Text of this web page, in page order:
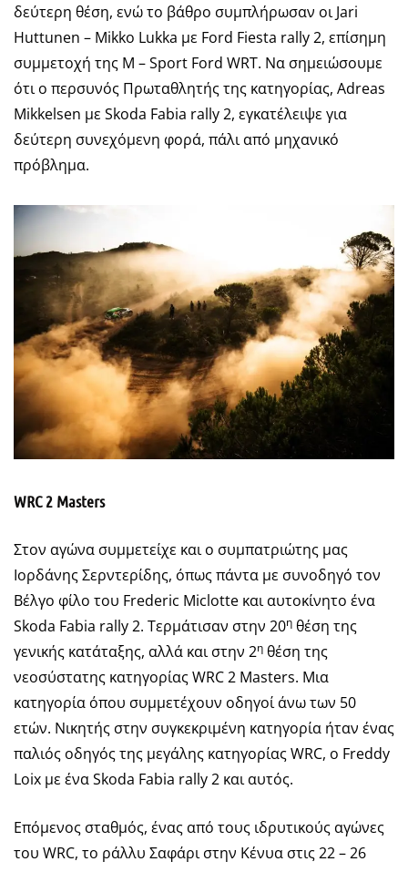
δεύτερη θέση, ενώ το βάθρο συμπλήρωσαν οι Jari
Huttunen – Mikko Lukka με Ford Fiesta rally 2, επίσημη
συμμετοχή της M – Sport Ford WRT. Να σημειώσουμε
ότι ο περσυνός Πρωταθλητής της κατηγορίας, Adreas
Mikkelsen με Skoda Fabia rally 2, εγκατέλειψε για
δεύτερη συνεχόμενη φορά, πάλι από μηχανικό
πρόβλημα.
WRC 2 Masters
Στον αγώνα συμμετείχε και ο συμπατριώτης μας
Ιορδάνης Σερντερίδης, όπως πάντα με συνοδηγό τον
Βέλγο φίλο του Frederic Miclotte και αυτοκίνητο ένα
Skoda Fabia rally 2. Τερμάτισαν στην 20η θέση της
γενικής κατάταξης, αλλά και στην 2η θέση της
νεοσύστατης κατηγορίας WRC 2 Masters. Μια
κατηγορία όπου συμμετέχουν οδηγοί άνω των 50
ετών. Νικητής στην συγκεκριμένη κατηγορία ήταν ένας
παλιός οδηγός της μεγάλης κατηγορίας WRC, ο Freddy
Loix με ένα Skoda Fabia rally 2 και αυτός.
Επόμενος σταθμός, ένας από τους ιδρυτικούς αγώνες
του WRC, το ράλλυ Σαφάρι στην Κένυα στις 22 – 26